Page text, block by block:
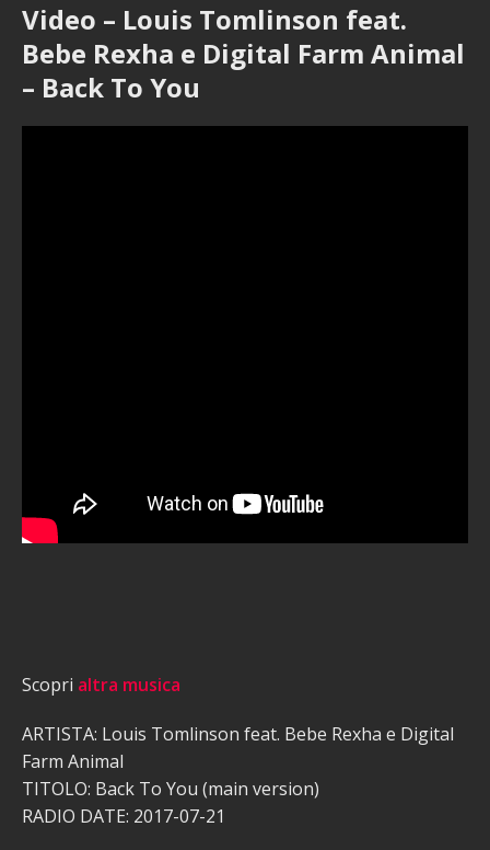
Video – Louis Tomlinson feat.
Bebe Rexha e Digital Farm Animal
– Back To You
Scopri altra musica
ARTISTA: Louis Tomlinson feat. Bebe Rexha e Digital
Farm Animal
TITOLO: Back To You (main version)
RADIO DATE: 2017-07-21